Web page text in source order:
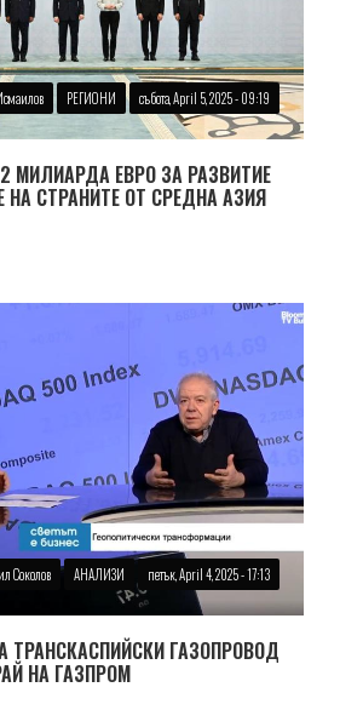
РЕГИОНИ събота, April 5, 2025 - 09:19
МИЛИАРДА ЕВРО ЗА РАЗВИТИЕ
НА СТРАНИТЕ ОТ СРЕДНА АЗИЯ
Соколов АНАЛИЗИ петък, April 4, 2025 - 17:13
ТРАНСКАСПИЙСКИ ГАЗОПРОВОД
НА ГАЗПРОМ